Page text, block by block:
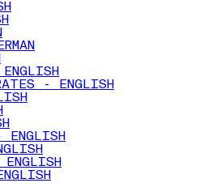
- ENGLISH
ENGLISH